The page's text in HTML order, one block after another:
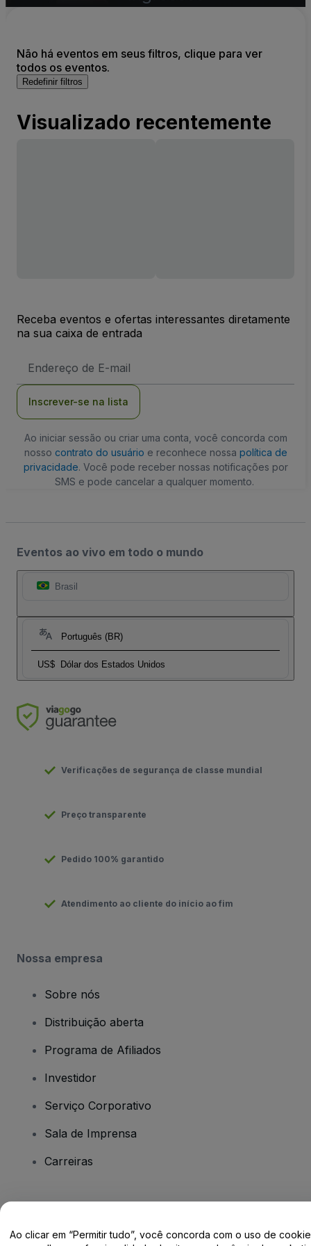
Não há eventos em seus filtros, clique para ver
todos os eventos.
Redefinir filtros
Visualizado recentemente
Receba eventos e ofertas interessantes diretamente
na sua caixa de entrada
de
Inscrever-se na lista
Ao iniciar sessão ou criar uma conta, você concorda com
nosso contrato do usuário e reconhece nossa política de
privacidade. Você pode receber nossas notificações por
SMS e pode cancelar a qualquer momento.
Eventos ao vivo em todo o mundo
Brasil
Português (BR)
US$ Dólar dos Estados Unidos
Verificações de segurança de classe mundial
Preço transparente
Pedido 100% garantido
Atendimento ao cliente do início ao fim
Nossa empresa
Sobre nós
Distribuição aberta
Programa de Afiliados
Investidor
Serviço Corporativo
Sala de Imprensa
Carreiras
Ao clicar em “Permitir tudo”, você concorda com o uso de